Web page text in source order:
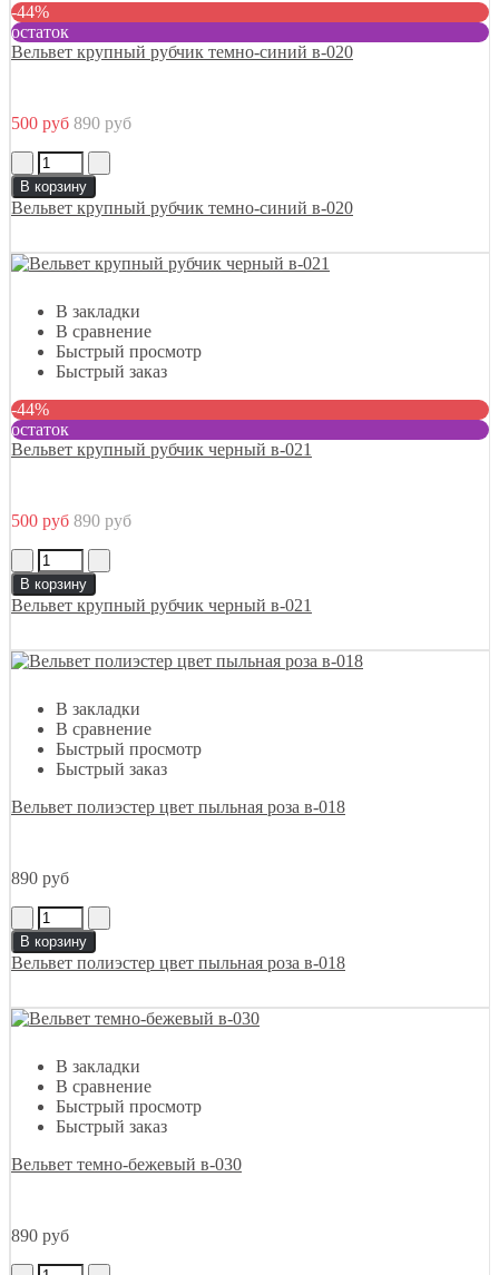
-44%
остаток
Вельвет крупный рубчик темно-синий в-020
500 руб 890 руб
В корзину
Вельвет крупный рубчик темно-синий в-020
В закладки
В сравнение
Быстрый просмотр
Быстрый заказ
-44%
остаток
Вельвет крупный рубчик черный в-021
500 руб 890 руб
В корзину
Вельвет крупный рубчик черный в-021
В закладки
В сравнение
Быстрый просмотр
Быстрый заказ
Вельвет полиэстер цвет пыльная роза в-018
890 руб
В корзину
Вельвет полиэстер цвет пыльная роза в-018
В закладки
В сравнение
Быстрый просмотр
Быстрый заказ
Вельвет темно-бежевый в-030
890 руб